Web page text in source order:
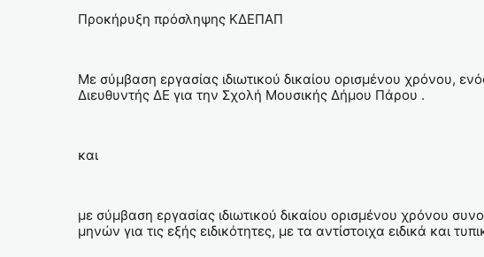
Προκήρυξη πρόσληψης ΚΔΕΠΑΠ
Με σύμβαση εργασίας ιδιωτικού δικαίου ορισμένου χρόνου,
Διευθυντής ΔΕ για την Σχολή Μουσικής Δήμου Πάρου .
και
με σύμβαση εργασίας ιδιωτικού δικαίου ορισμένου χρόνου
μηνών για τις εξής ειδικότητες, με τα αντίστοιχα ειδικά και